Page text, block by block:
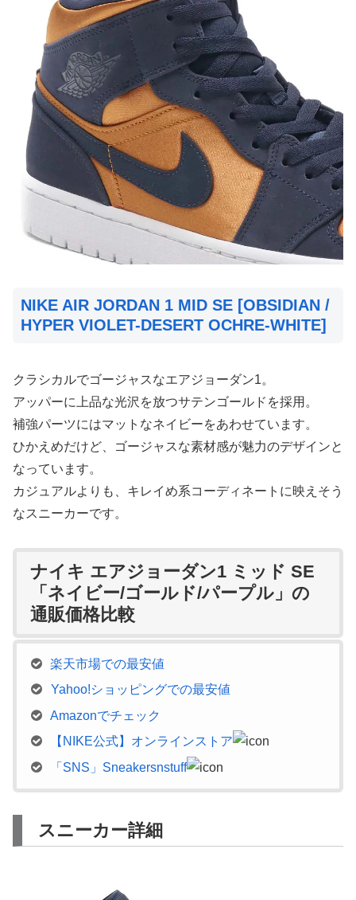
NIKE AIR JORDAN 1 MID SE [OBSIDIAN /
HYPER VIOLET-DESERT OCHRE-WHITE]
クラシカルでゴージャスなエアジョーダン1。
アッパーに上品な光沢を放つサテンゴールドを採用。
補強パーツにはマットなネイビーをあわせています。
ひかえめだけど、ゴージャスな素材感が魅力のデザインと
なっています。
カジュアルよりも、キレイめ系コーディネートに映えそう
なスニーカーです。
ナイキ エアジョーダン1 ミッド SE
「ネイビー/ゴールド/パープル」の
通販価格比較
楽天市場での最安値
Yahoo!ショッピングでの最安値
Amazonでチェック
【NIKE公式】オンラインストア
「SNS」Sneakersnstuff
スニーカー詳細